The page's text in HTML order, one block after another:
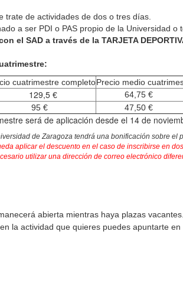
trate de actividades de dos o tres días.
a ser PDI o PAS propio de la Universidad o
el SAD a través de la TARJETA
cuatrimestre completoPrecio medio
129,5 €
64,75 €
€ 47,50 €
será de aplicación desde el 14 de
de Zaragoza tendrá una bonificación sobre
aplicar el descuento en el caso de inscribirse en
utilizar una dirección de correo electrónico
abierta mientras haya plazas vacantes.
la actividad que quieres puedes apuntarte